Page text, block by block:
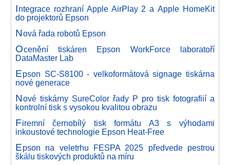
Integrace rozhraní Apple AirPlay 2 a Apple HomeKit
do projektorů Epson
Nová řada robotů Epson
Ocenění tiskáren Epson WorkForce laboratoří
DataMaster Lab
Epson SC-S8100 - velkoformátová signage tiskárna
nové generace
Nové tiskárny SureColor řady P pro tisk fotografiií a
kontrolní tisk s vysokou kvalitou obrazu
Firemní černobílý tisk formátu A3 s výhodami
inkoustové technologie Epson Heat-Free
Epson na veletrhu FESPA 2025 předvede pestrou
škálu tiskových produktů na míru